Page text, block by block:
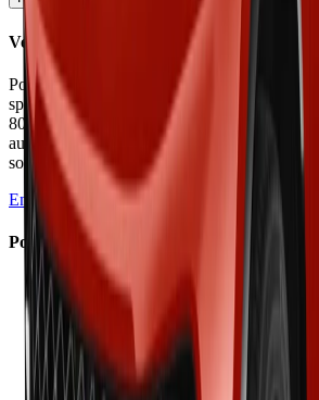
Verdict
Porsche réussit son pari électrique avec un
sportif malgré 2,4 tonnes. Châssis redoutable,
800V et qualité irréprochable. Mais tarifs
autonomie réelle autoroute limitée (380km) et
sonore ternissent le tableau
En savoir plus →
Points Forts
✓Direction précise communicative
✓ Châssis magistral roues directrices
✓ Recharge ultra-rapide 270kW 21min
✓Qualité fabrication exemplaire
✓ Performances fulgurantes Turbo
✓Autonomie correcte usage mixte